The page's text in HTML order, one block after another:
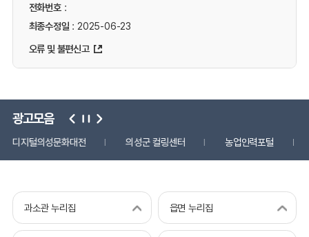
전화번호:
최종수정일 : 2025-06-23
오류 및 불편신고
광고모음
디지털의성문화대전 의성군 컬링센터 농업인력포털
과소관 누리집 읍면 누리집